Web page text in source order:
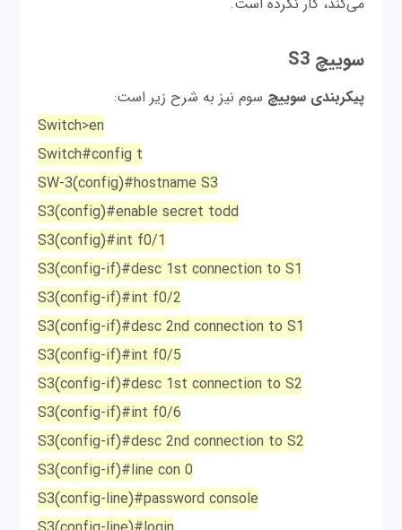
سوییچ S3
پیکربندی سوییچ سوم نیز به شرح زیر است:
Switch>en
Switch#config t
SW-3(config)#hostname S3
S3(config)#enable secret todd
S3(config)#int f0/1
S3(config-if)#desc 1st connection to S1
S3(config-if)#int f0/2
S3(config-if)#desc 2nd connection to S1
S3(config-if)#int f0/5
S3(config-if)#desc 1st connection to S2
S3(config-if)#int f0/6
S3(config-if)#desc 2nd connection to S2
S3(config-if)#line con 0
S3(config-line)#password console